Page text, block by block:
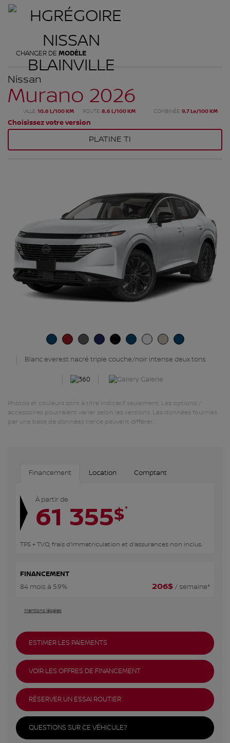
CHANGER DE MODÈLE
Nissan
Murano 2026
VILLE: 10.6 L/100 KM ROUTE: 8.6 L/100 KM COMBINÉE: 9.7 Le/100 KM
Choisissez votre version
PLATINE TI
Blanc everest nacré triple couche/noir intense deux tons
Galerie
Photos et couleurs sont à titre indicatif seulement. Les options /
accessoires pourraient varier selon les versions. Les données fournies
par une base de données tierce peuvent différer.
Financement Location Comptant
À partir de
61 355$*
TPS + TVQ, frais d'immatriculation et d'assurances non inclus.
FINANCEMENT
84 mois à 5.9%
206$ / semaine*
Mentions légales
ESTIMER LES PAIEMENTS
VOIR LES OFFRES DE FINANCEMENT
RÉSERVER UN ESSAI ROUTIER
QUESTIONS SUR CE VÉHICULE?